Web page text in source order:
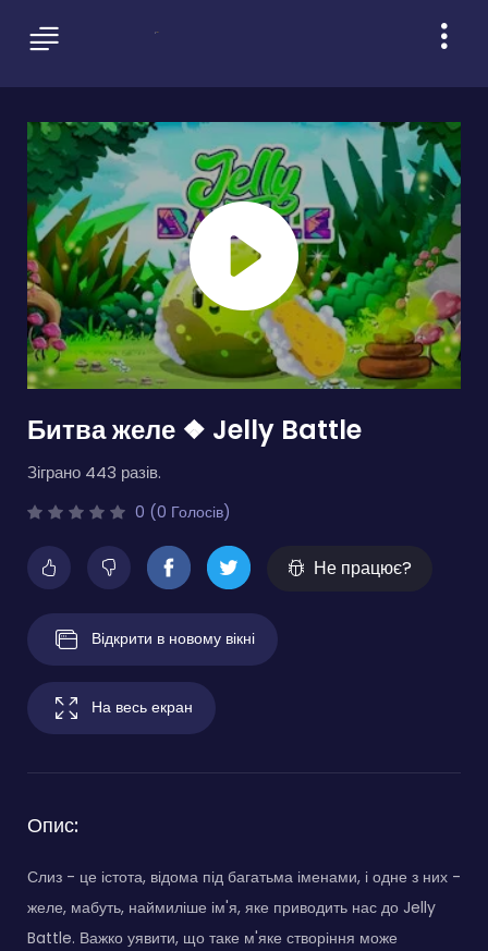
Битва желе ❖ Jelly Battle
Зіграно 443 разів.
0 (0 Голосів)
Не працює?
Відкрити в новому вікні
На весь екран
Опис:
Слиз - це істота, відома під багатьма іменами, і одне з них -
желе, мабуть, наймиліше ім'я, яке приводить нас до Jelly
Battle. Важко уявити, що таке м'яке створіння може